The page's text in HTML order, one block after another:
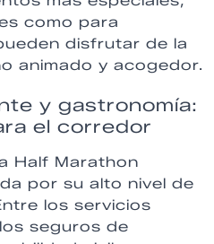
como para
disfrutar de la
animado y acogedor.
y gastronomía:
el corredor
Half Marathon
por su alto nivel de
los servicios
seguros de